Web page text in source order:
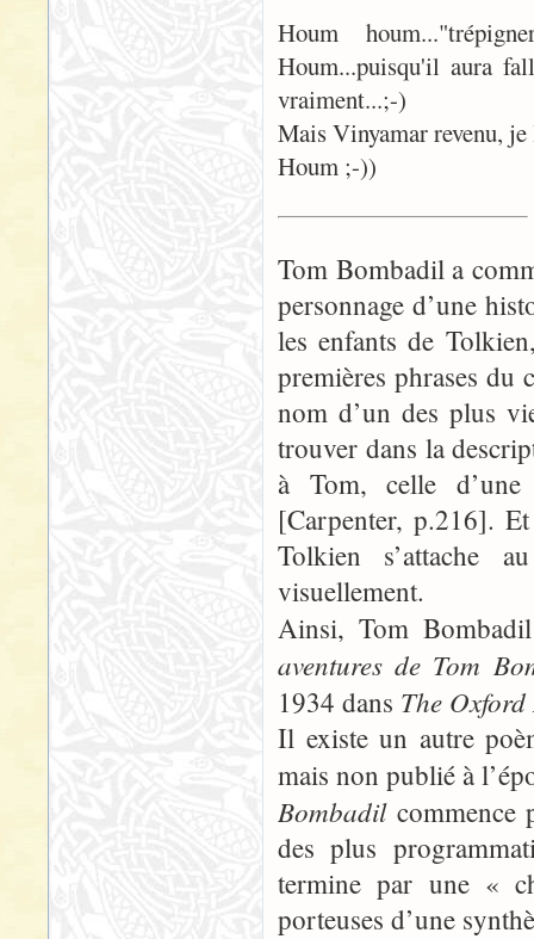
Houm
Houm...puisqu'il aura
vraiment...;-)
Mais Vinyamar revenu,
Houm ;-))
Tom Bombadil a
personnage d’une
les enfants de
premières phrases
nom d’un des plus
trouver dans la
à Tom, celle d’une
[Carpenter, p.216].
Tolkien s’attache
visuellement.
Ainsi, Tom
aventures de Tom
1934 dans The
Il existe un autre
mais non publié à
Bombadilcommence
des plus
termine par une «
porteuses d’une